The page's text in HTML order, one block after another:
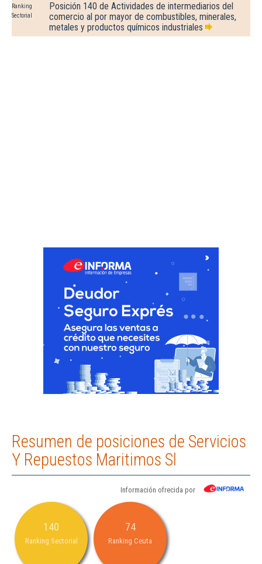
Ranking
Sectorial
Posición 140 de Actividades de intermediarios del
comercio al por mayor de combustibles, minerales,
metales y productos químicos industriales
Resumen de posiciones de Servicios
Y Repuestos Maritimos Sl
Información ofrecida por
140
Ranking Sectorial
74
Ranking Ceuta